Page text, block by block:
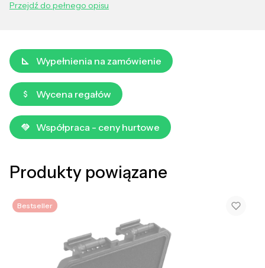
Przejdź do pełnego opisu
Wypełnienia na zamówienie
Wycena regałów
Współpraca - ceny hurtowe
Produkty powiązane
Bestseller